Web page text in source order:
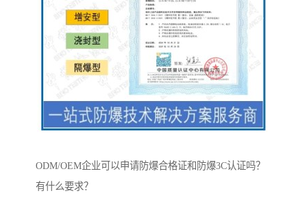
ODM/OEM企业可以申请防爆合格证和防爆3C认证吗？
有什么要求？